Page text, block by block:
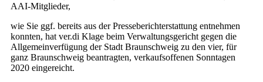
AAI-Mitglieder,
wie Sie ggf. bereits aus der Presseberichterstattung entnehmen
konnten, hat ver.di Klage beim Verwaltungsgericht gegen die
Allgemeinverfügung der Stadt Braunschweig zu den vier, für
ganz Braunschweig beantragten, verkaufsoffenen Sonntagen
2020 eingereicht.